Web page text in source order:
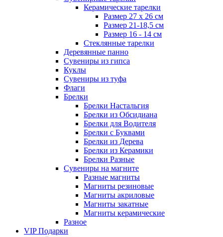
Керамические тарелки
Размер 27 х 26 см
Размер 21-18,5 см
Размер 16 - 14 см
Стеклянные тарелки
Деревянные панно
Сувениры из гипса
Куклы
Сувениры из туфа
Флаги
Брелки
Брелки Настальгия
Брелки из Обсидиана
Брелки для Водителя
Брелки с Буквами
Брелки из Дерева
Брелки из Керамики
Брелки Разные
Сувениры на магните
Разные магниты
Магниты резиновые
Магниты акриловые
Магниты закатные
Магниты керамические
Разное
VIP Подарки